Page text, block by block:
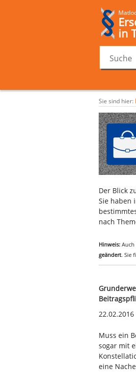
in
Sie sind hier:
Der Blick
Sie haben
nach
Hinweis: Auch
geändert. Sie
22.02.2016
Muss ein
sogar mit
eine